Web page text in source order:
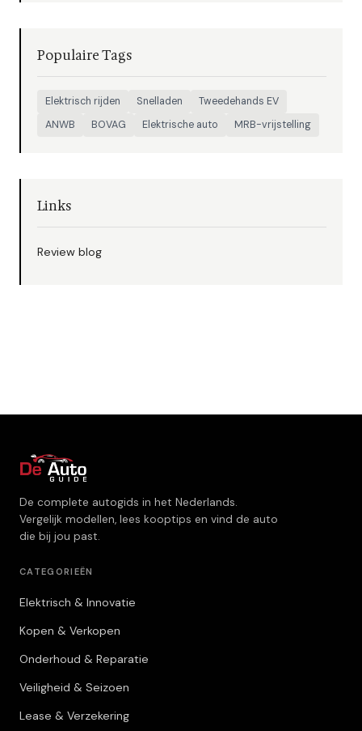
Populaire Tags
Elektrisch rijden Snelladen
Tweedehands EV
ANWB
BOVAG Elektrische auto MRB-vrijstelling
Links
Review blog
De complete autogids in het Nederlands.
Vergelijk modellen, lees kooptips en vind de auto
die bij jou past.
CATEGORIEËN
Elektrisch & Innovatie
Kopen & Verkopen
Onderhoud & Reparatie
Veiligheid & Seizoen
Lease & Verzekering